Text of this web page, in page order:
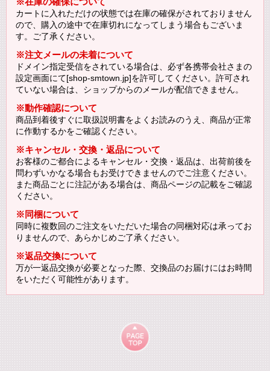
カートに入れただけの状態では在庫の確保がされておりません
ので、購入の途中で在庫切れになってしまう場合もございま
す。ご了承ください。
※注文メールの未着について
ドメイン指定受信をされている場合は、必ず各携帯会社さまの
設定画面にて[shop-smtown.jp]を許可してください。許可され
ていない場合は、ショップからのメールが配信できません。
※動作確認について
商品到着後すぐに取扱説明書をよくお読みのうえ、商品が正常
に作動するかをご確認ください。
※キャンセル・交換・返品について
お客様のご都合によるキャンセル・交換・返品は、出荷前後を
問わずいかなる場合もお受けできませんのでご注意ください。
また商品ごとに注記がある場合は、商品ページの記載をご確認
ください。
※同梱について
同時に複数回のご注文をいただいた場合の同梱対応は承ってお
りませんので、あらかじめご了承ください。
※返品交換について
万が一返品交換が必要となった際、交換品のお届けにはお時間
をいただく可能性があります。